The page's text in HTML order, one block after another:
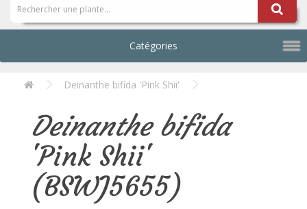
Catégories
Deinanthe bifida 'Pink Shii'
Deinanthe bifida
'Pink Shii'
(BSWJ5655)